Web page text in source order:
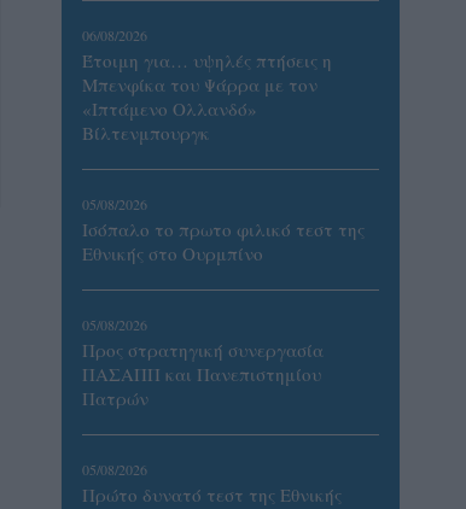
06/08/2026
Έτοιμη για… υψηλές πτήσεις η
Μπενφίκα του Ψάρρα με τον
«Ιπτάμενο Ολλανδό»
Βίλτενμπουργκ
05/08/2026
Ισόπαλο το πρωτο φιλικό τεστ της
Εθνικής στο Ουρμπίνο
05/08/2026
Προς στρατηγική συνεργασία
ΠΑΣΑΠΠ και Πανεπιστημίου
Πατρών
05/08/2026
Πρώτο δυνατό τεστ της Εθνικής